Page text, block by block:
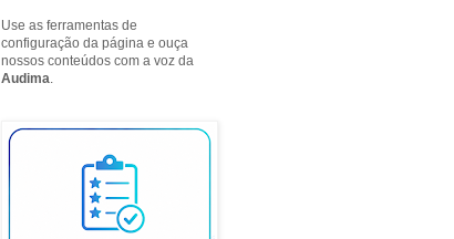
Use as ferramentas de
configuração da página e ouça
nossos conteúdos com a voz da
Audima.